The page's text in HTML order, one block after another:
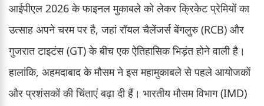
आईपीएल 2026 के फाइनल मुकाबले को लेकर क्रिकेट प्रेमियों का
उत्साह अपने चरम पर है, जहां रॉयल चैलेंजर्स बेंगलुरु (RCB) और
गुजरात टाइटंस (GT) के बीच एक ऐतिहासिक भिड़ंत होने वाली है।
हालांकि, अहमदाबाद के मौसम ने इस महामुकाबले से पहले आयोजकों
और प्रशंसकों की चिंताएं बढ़ा दी हैं। भारतीय मौसम विभाग (IMD)